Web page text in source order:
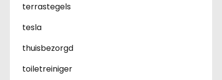
terrastegels
tesla
thuisbezorgd
toiletreiniger